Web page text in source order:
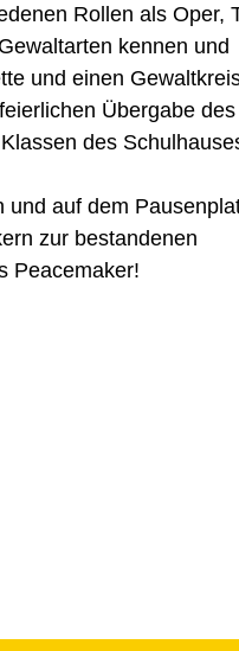
Rollen als Oper,
kennen und
und einen
Übergabe des
des
und auf dem
zur bestandenen
Peacemaker!